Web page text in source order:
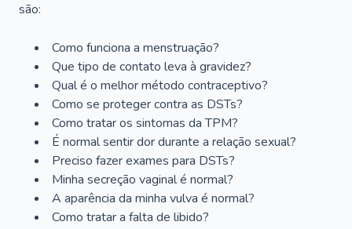
são:
Como funciona a menstruação?
Que tipo de contato leva à gravidez?
Qual é o melhor método contraceptivo?
Como se proteger contra as DSTs?
Como tratar os sintomas da TPM?
É normal sentir dor durante a relação sexual?
Preciso fazer exames para DSTs?
Minha secreção vaginal é normal?
A aparência da minha vulva é normal?
Como tratar a falta de libido?